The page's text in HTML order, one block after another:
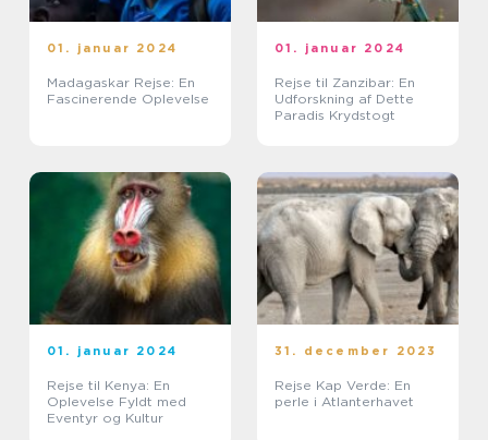
01. januar 2024
Madagaskar Rejse: En
Fascinerende Oplevelse
01. januar 2024
Rejse til Zanzibar: En
Udforskning af Dette
Paradis Krydstogt
01. januar 2024
Rejse til Kenya: En
Oplevelse Fyldt med
Eventyr og Kultur
31. december 2023
Rejse Kap Verde: En
perle i Atlanterhavet